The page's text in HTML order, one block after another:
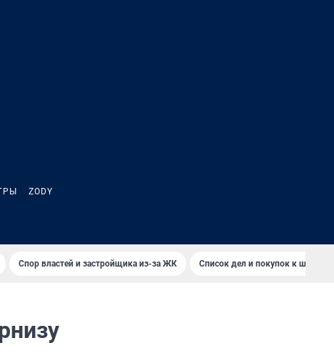
ZODY
Спор властей и застройщика из-за ЖК Список дел и покупок к школе